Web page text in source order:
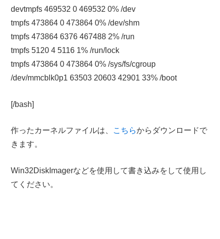
devtmpfs 469532 0 469532 0% /dev
tmpfs 473864 0 473864 0% /dev/shm
tmpfs 473864 6376 467488 2% /run
tmpfs 5120 4 5116 1% /run/lock
tmpfs 473864 0 473864 0% /sys/fs/cgroup
/dev/mmcblk0p1 63503 20603 42901 33% /boot
[/bash]
作ったカーネルファイルは、 こちらからダウンロードで
きます。
Win32DiskImagerなどを使用して書き込みをして使用し
てください。